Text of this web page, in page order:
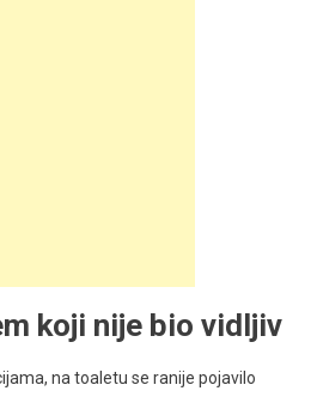
koji nije bio vidljiv
na toaletu se ranije pojavilo